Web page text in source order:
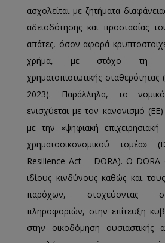
ασχολείται με ζητήματα
αδειοδότησης και προστασίας
απάτες, όσον αφορά
χρήμα, με στόχο τη
χρηματοπιστωτικής
2023). Παράλληλα, το
ενισχύεται με τον κανονισμό
με την «ψηφιακή επιχειρησιακή
χρηματοοικονομικού τομέα»
Resilience Act – DORA). Ο DORA
ιδίους κινδύνους καθώς και
παρόχων, στοχεύοντας
πληροφοριών, στην επίτευξη
στην οικοδόμηση ουσιαστικής